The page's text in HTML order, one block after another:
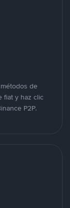
de
fiat y haz clic
P2P.